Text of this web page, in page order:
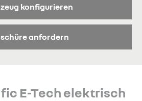
konfigurieren
anfordern
E-Tech elektrisch